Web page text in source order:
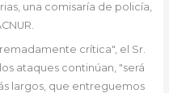
una comisaría de policía,
crítica", el Sr.
ataques continúan, "será
largos, que entreguemos